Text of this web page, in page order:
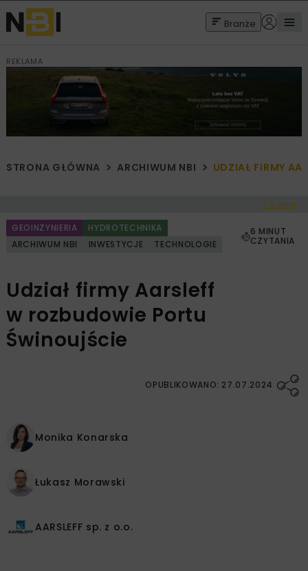
Branże
REKLAMA
STRONA GŁÓWNA ARCHIWUM NBI UDZIAŁ FIRMY
< Cofnij
GEOINŻYNIERIA
HYDROTECHNIKA
ARCHIWUM NBI
INWESTYCJE TECHNOLOGIE
6 MINUT
CZYTANIA
Udział firmy Aarsleff
w rozbudowie Portu
Świnoujście
OPUBLIKOWANO: 27.07.2024
Monika Konarska
Łukasz Morawski
AARSLEFF sp. z o.o.